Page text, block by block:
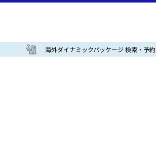
海外ダイナミックパッケージ 検索・予約